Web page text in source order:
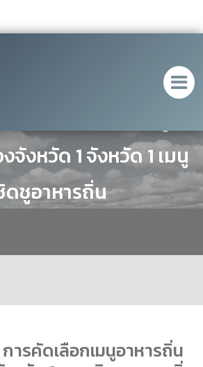
ธ์ การคัดเลือกเมนู
จังหวัด 1 จังหวัด 1 เมนู
ดชูอาหารถิ่น
ารคัดเลือกเมนูอาหารถิ่น